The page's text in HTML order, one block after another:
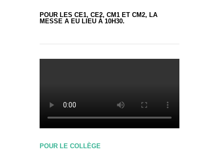
POUR LES CE1, CE2, CM1 ET CM2, LA
MESSE A EU LIEU À 10H30.
POUR LE COLLÈGE